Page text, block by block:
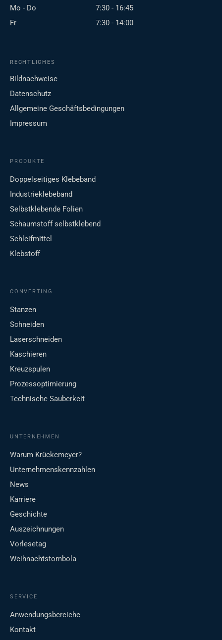
Mo - Do
7:30 - 16:45
Fr
7:30 - 14:00
RECHTLICHES
Bildnachweise
Datenschutz
Allgemeine Geschäftsbedingungen
Impressum
PRODUKTE
Doppelseitiges Klebeband
Industrieklebeband
Selbstklebende Folien
Schaumstoff selbstklebend
Schleifmittel
Klebstoff
CONVERTING
Stanzen
Schneiden
Laserschneiden
Kaschieren
Kreuzspulen
Prozessoptimierung
Technische Sauberkeit
UNTERNEHMEN
Warum Krückemeyer?
Unternehmenskennzahlen
News
Karriere
Geschichte
Auszeichnungen
Vorlesetag
Weihnachtstombola
SERVICE
Anwendungsbereiche
Kontakt